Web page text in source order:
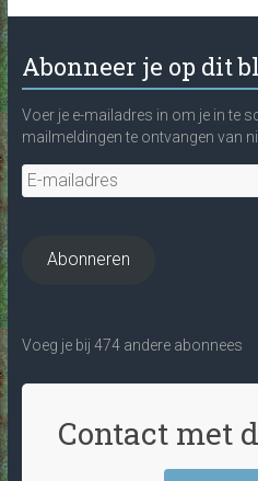
Abonneer je op dit
Voer je e-mailadres in om je in te
mailmeldingen te ontvangen van
E-
mailadres
Abonneren
Voeg je bij 474 andere abonnees
Contact met